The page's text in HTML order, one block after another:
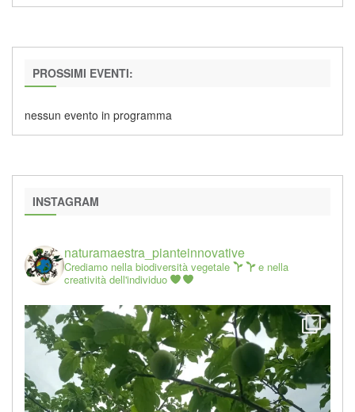
PROSSIMI EVENTI:
nessun evento in programma
INSTAGRAM
naturamaestra_pianteinnovative
Crediamo nella biodiversità vegetale
e nella
creatività dell'individuo